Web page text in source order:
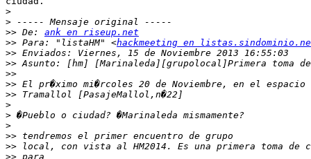
>
>
>> De: ank en riseup.net
>> Para: "listaHM" <hackmeeting en
>>
>>
>>
>>
>>
>
>
>
>>
>>
>>